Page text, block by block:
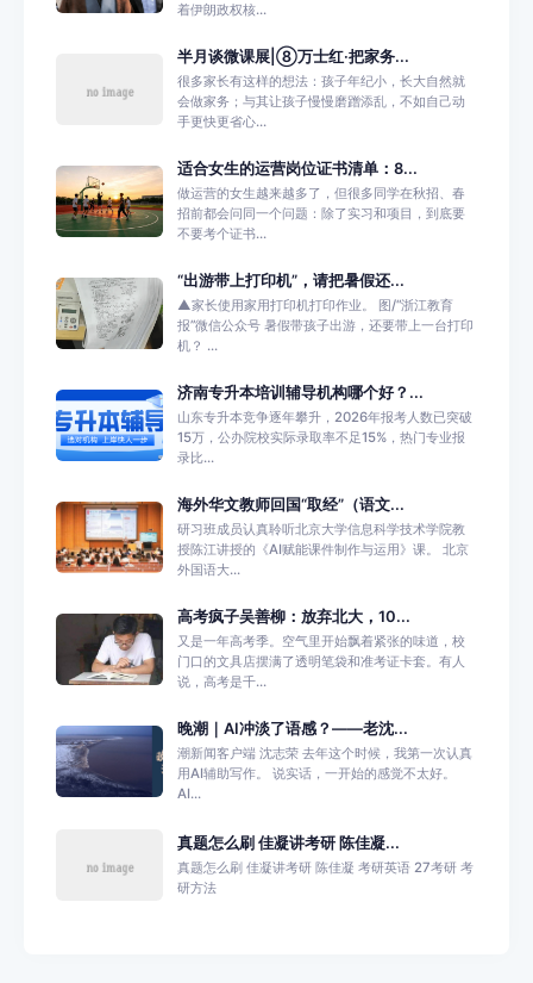
着伊朗政权核...
半月谈微课展|⑧万士红·把家务...
很多家长有这样的想法：孩子年纪小，长大自然就
会做家务；与其让孩子慢慢磨蹭添乱，不如自己动
手更快更省心...
适合女生的运营岗位证书清单：8...
做运营的女生越来越多了，但很多同学在秋招、春
招前都会问同一个问题：除了实习和项目，到底要
不要考个证书...
“出游带上打印机”，请把暑假还...
▲家长使用家用打印机打印作业。 图/“浙江教育
报”微信公众号 暑假带孩子出游，还要带上一台打印
机？ ...
济南专升本培训辅导机构哪个好？...
山东专升本竞争逐年攀升，2026年报考人数已突破
15万，公办院校实际录取率不足15%，热门专业报
录比...
海外华文教师回国“取经”（语文...
研习班成员认真聆听北京大学信息科学技术学院教
授陈江讲授的《AI赋能课件制作与运用》课。 北京
外国语大...
高考疯子吴善柳：放弃北大，10...
又是一年高考季。空气里开始飘着紧张的味道，校
门口的文具店摆满了透明笔袋和准考证卡套。有人
说，高考是千...
晚潮｜AI冲淡了语感？——老沈...
潮新闻客户端 沈志荣 去年这个时候，我第一次认真
用AI辅助写作。 说实话，一开始的感觉不太好。
AI...
真题怎么刷 佳凝讲考研 陈佳凝...
真题怎么刷 佳凝讲考研 陈佳凝 考研英语 27考研 考
研方法